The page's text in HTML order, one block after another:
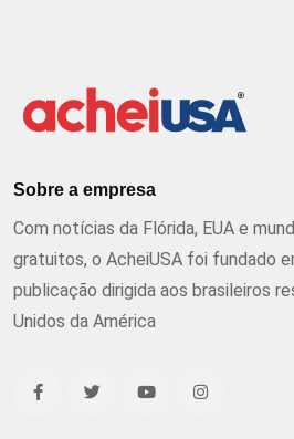
Sobre a empresa
Com notícias da Flórida, EUA e
gratuitos, o AcheiUSA foi fundado
publicação dirigida aos brasileiros
Unidos da América